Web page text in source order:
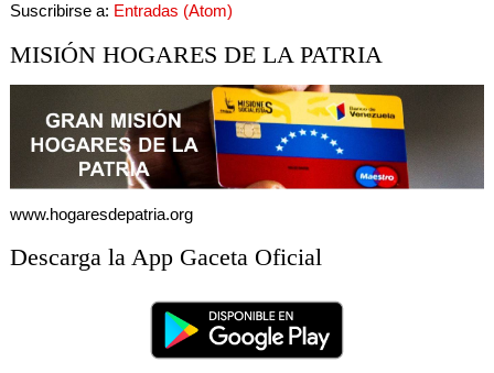
Suscribirse a: Entradas (Atom)
MISIÓN HOGARES DE LA PATRIA
www.hogaresdepatria.org
Descarga la App Gaceta Oficial